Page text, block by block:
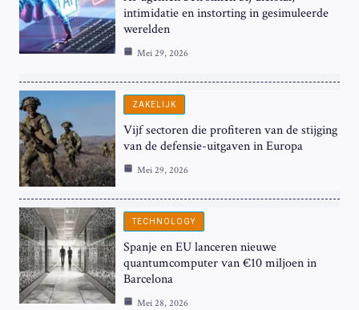
intimidatie en instorting in gesimuleerde
werelden
Mei 29, 2026
ZAKELIJK
Vijf sectoren die profiteren van de stijging
van de defensie-uitgaven in Europa
Mei 29, 2026
TECHNOLOGY
Spanje en EU lanceren nieuwe
quantumcomputer van €10 miljoen in
Barcelona
Mei 28, 2026